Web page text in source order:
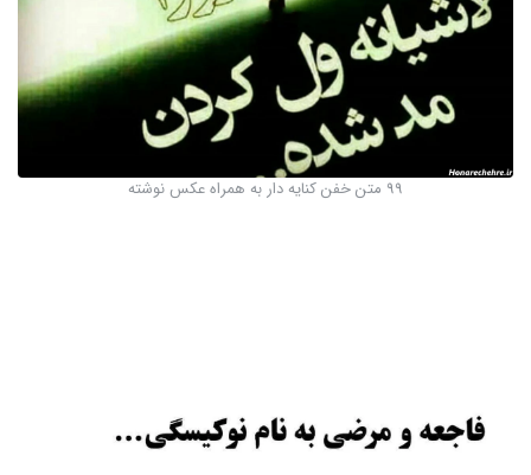
99 متن خفن کنایه دار به همراه عکس نوشته